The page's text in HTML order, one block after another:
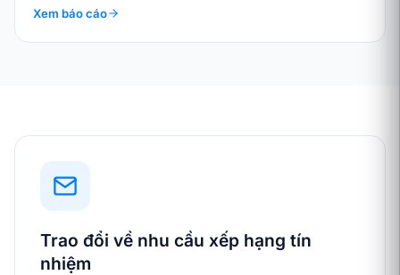
Xem báo cáo
Trao đổi về nhu cầu xếp hạng tín
nhiệm